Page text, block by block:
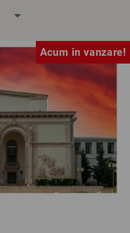
arrow_drop_down
Acum in vanzare!